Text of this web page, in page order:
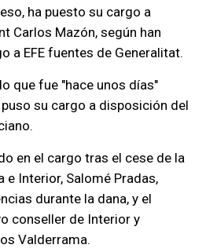
ha puesto su cargo a
Carlos Mazón, según han
a EFE fuentes de Generalitat.
que fue "hace unos días"
su cargo a disposición del
en el cargo tras el cese de la
Interior, Salomé Pradas,
durante la dana, y el
conseller de Interior y
Valderrama.